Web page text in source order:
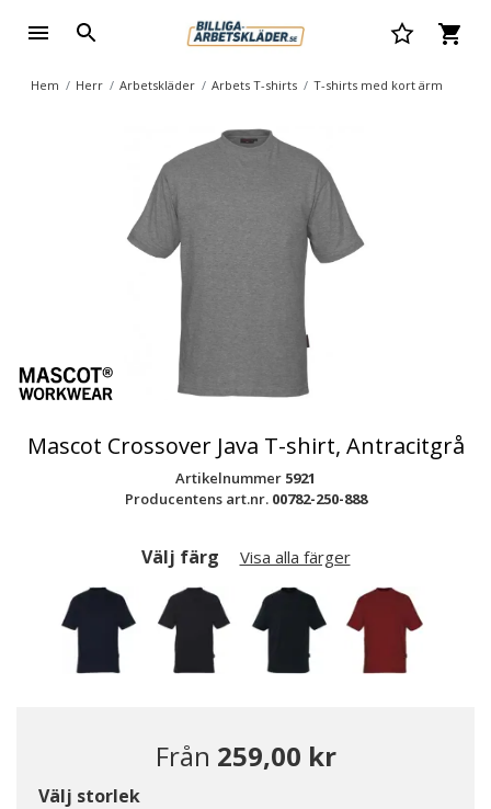
Hem Herr Arbetskläder Arbets T-shirts T-shirts med kort ärm
Mascot Crossover Java T-shirt, Antracitgrå
Artikelnummer 5921
Producentens art.nr. 00782-250-888
Välj färg Visa alla färger
Från 259,00 kr
Välj storlek